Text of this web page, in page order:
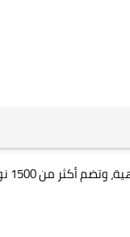
تشمل أبرز الأنشطة: